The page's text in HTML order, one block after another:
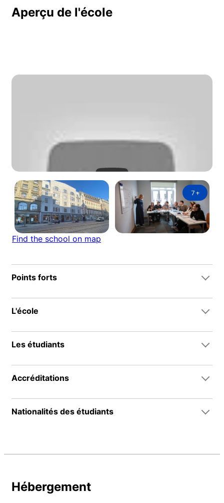
Aperçu de l'école
7+
Find the school on map
Points forts
L'école
Les étudiants
Accréditations
Nationalités des étudiants
Hébergement